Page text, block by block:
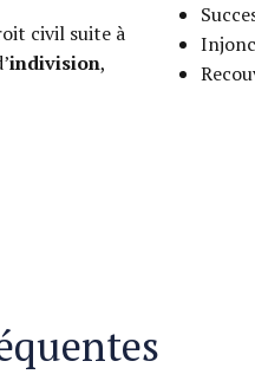
civil suite à
indivision,